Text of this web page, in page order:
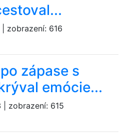
zobrazení: 616
zápase s
emócie...
zobrazení: 615